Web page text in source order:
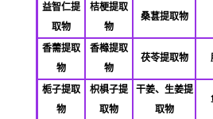
益智仁提
取物
桔梗提取
物
桑葚提取物
香薷提取
物
香橼提取
物
茯苓提取物
栀子提取
物
枳椇子提
取物
干姜、生姜提
取物